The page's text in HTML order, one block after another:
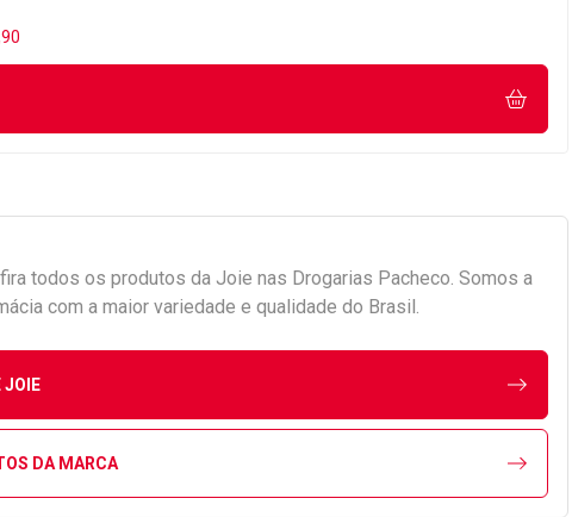
todos os produtos da Joie nas Drogarias Pacheco. Somos a
com a maior variedade e qualidade do Brasil.
JOIE
DA MARCA